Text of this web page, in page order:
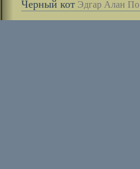
Черный кот Эдгар Алан По